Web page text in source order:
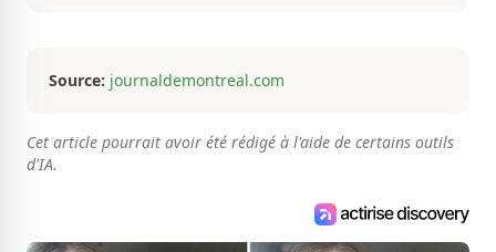
Source: journaldemontreal.com
Cet article pourrait avoir été rédigé à l'aide de certains outils
d'IA.